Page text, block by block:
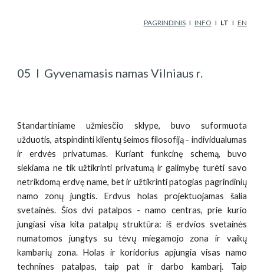
Skip to navigation
PAGRINDINIS
   I
INFO
   I
LT I EN
05
  I  Gyvenamasis namas Vilniaus r.
Standartiniame užmiesčio sklype, buvo suformuota
užduotis, atspindinti klientų šeimos filosofiją - individualumas
ir erdvės privatumas. Kuriant funkcinę schemą, buvo
siekiama ne tik užtikrinti privatumą ir galimybę turėti savo
netrikdomą erdvę name, bet ir užtikrinti patogias pagrindinių
namo zonų jungtis. Erdvus holas projektuojamas šalia
svetainės. Šios dvi patalpos - namo centras, prie kurio
jungiasi visa kita patalpų struktūra: iš erdvios svetainės
numatomos jungtys su tėvų miegamojo zona ir vaikų
kambarių zona. Holas ir koridorius apjungia visas namo
technines patalpas, taip pat ir darbo kambarį. Taip